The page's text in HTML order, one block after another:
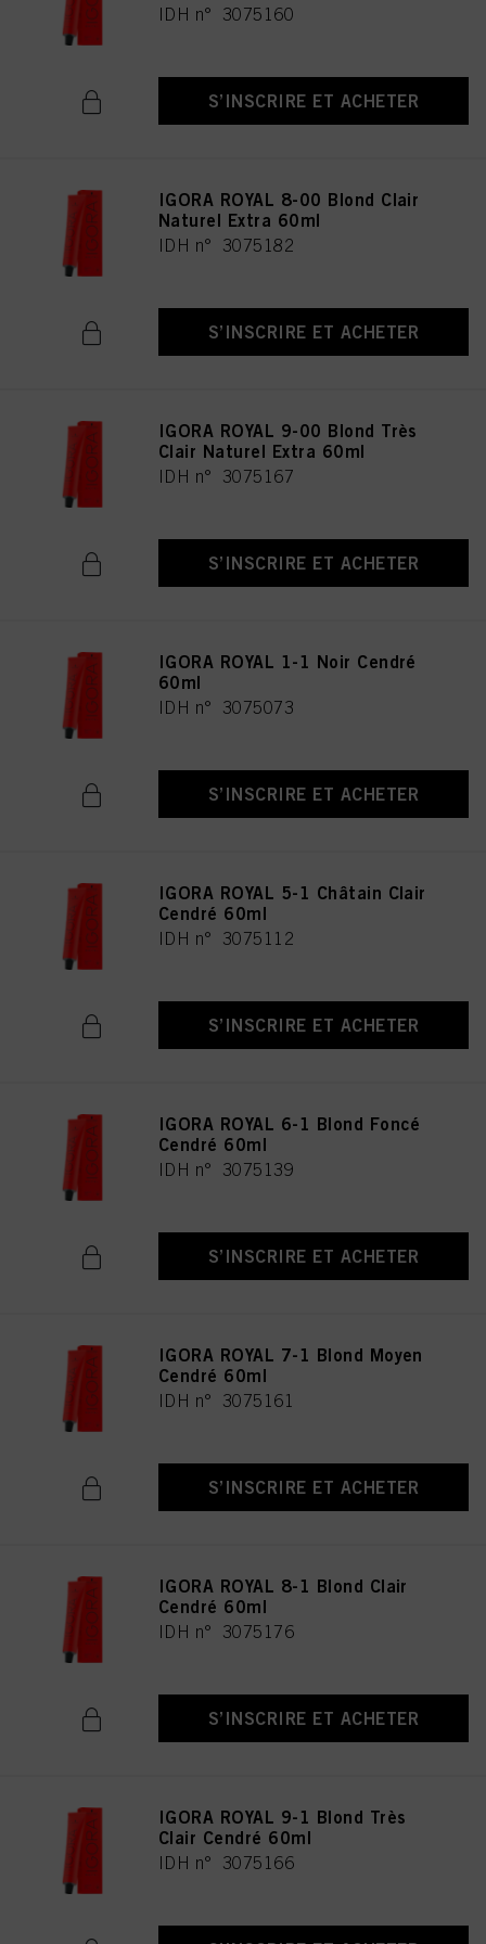
IDH n° 3075160
S’INSCRIRE ET ACHETER
IGORA ROYAL 8-00 Blond Clair
Naturel Extra 60ml
IDH n° 3075182
S’INSCRIRE ET ACHETER
IGORA ROYAL 9-00 Blond Très
Clair Naturel Extra 60ml
IDH n° 3075167
S’INSCRIRE ET ACHETER
IGORA ROYAL 1-1 Noir Cendré
60ml
IDH n° 3075073
S’INSCRIRE ET ACHETER
IGORA ROYAL 5-1 Châtain Clair
Cendré 60ml
IDH n° 3075112
S’INSCRIRE ET ACHETER
IGORA ROYAL 6-1 Blond Foncé
Cendré 60ml
IDH n° 3075139
S’INSCRIRE ET ACHETER
IGORA ROYAL 7-1 Blond Moyen
Cendré 60ml
IDH n° 3075161
S’INSCRIRE ET ACHETER
IGORA ROYAL 8-1 Blond Clair
Cendré 60ml
IDH n° 3075176
S’INSCRIRE ET ACHETER
IGORA ROYAL 9-1 Blond Très
Clair Cendré 60ml
IDH n° 3075166